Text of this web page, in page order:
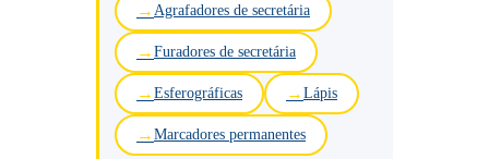
Agrafadores de secretária
Furadores de secretária
Esferográficas Lápis
Marcadores permanentes